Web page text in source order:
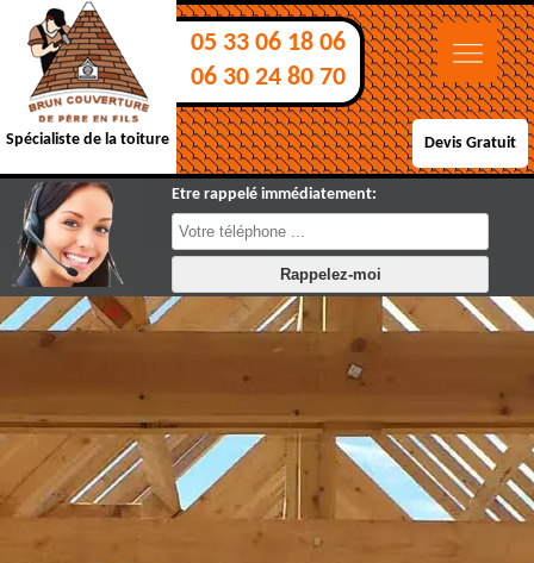
Spécialiste de la toiture
05 33 06 18 06
06 30 24 80 70
Devis Gratuit
Etre rappelé immédiatement: